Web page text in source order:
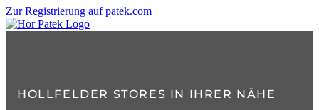
Zur Registrierung auf patek.com
HOLLFELDER STORES IN IHRER NÄHE